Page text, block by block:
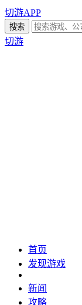
切游APP
切游
首页
发现游戏
新闻
攻略